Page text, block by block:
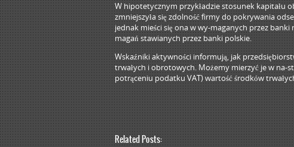
W hipotetycznym przykładzie stosunek kapitału
zmniejszyła się zdolność firmy do pokrywania
jednak mieści się ona w wy-maganych przez
magań stawianych przez banki polskie.
Wskaźniki aktywności informują, jak
trwałych i obrotowych. Możemy mierzyć je w na-
potrąceniu podatku VAT) wartość środków
Related Posts: